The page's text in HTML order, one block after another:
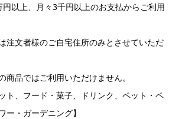
円以上、月々3千円以上のお支払からご利用
注文者様のご自宅住所のみとさせていただ
商品ではご利用いただけません。
ト、フード・菓子、ドリンク、ペット・ペ
ー・ガーデニング】